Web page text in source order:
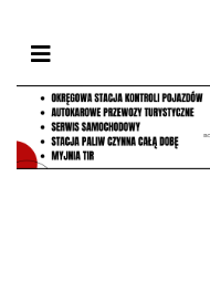
Przełącz nawigację